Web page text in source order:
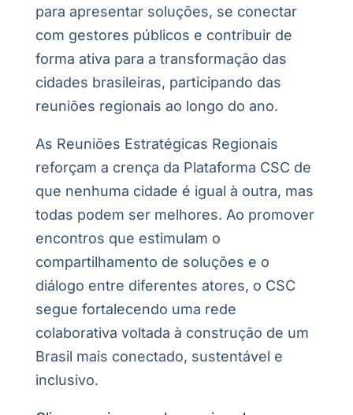
para apresentar soluções, se conectar
com gestores públicos e contribuir de
forma ativa para a transformação das
cidades brasileiras, participando das
reuniões regionais ao longo do ano.
As Reuniões Estratégicas Regionais
reforçam a crença da Plataforma CSC de
que nenhuma cidade é igual à outra, mas
todas podem ser melhores. Ao promover
encontros que estimulam o
compartilhamento de soluções e o
diálogo entre diferentes atores, o CSC
segue fortalecendo uma rede
colaborativa voltada à construção de um
Brasil mais conectado, sustentável e
inclusivo.